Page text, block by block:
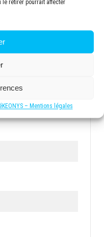
le retirer pourrait affecter
KEONYS – Mentions légales